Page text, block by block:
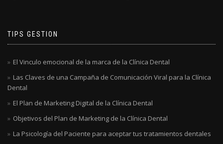
TIPS GESTION
El Vinculo emocional de la marca de la Clínica Dental
Las Claves de una Campaña de Comunicación Viral para la Clínica
Dental
El Plan de Marketing Digital de la Clínica Dental
Objetivos del Plan de Marketing de la Clínica Dental
La Psicología del Paciente para aceptar tus tratamientos dentales